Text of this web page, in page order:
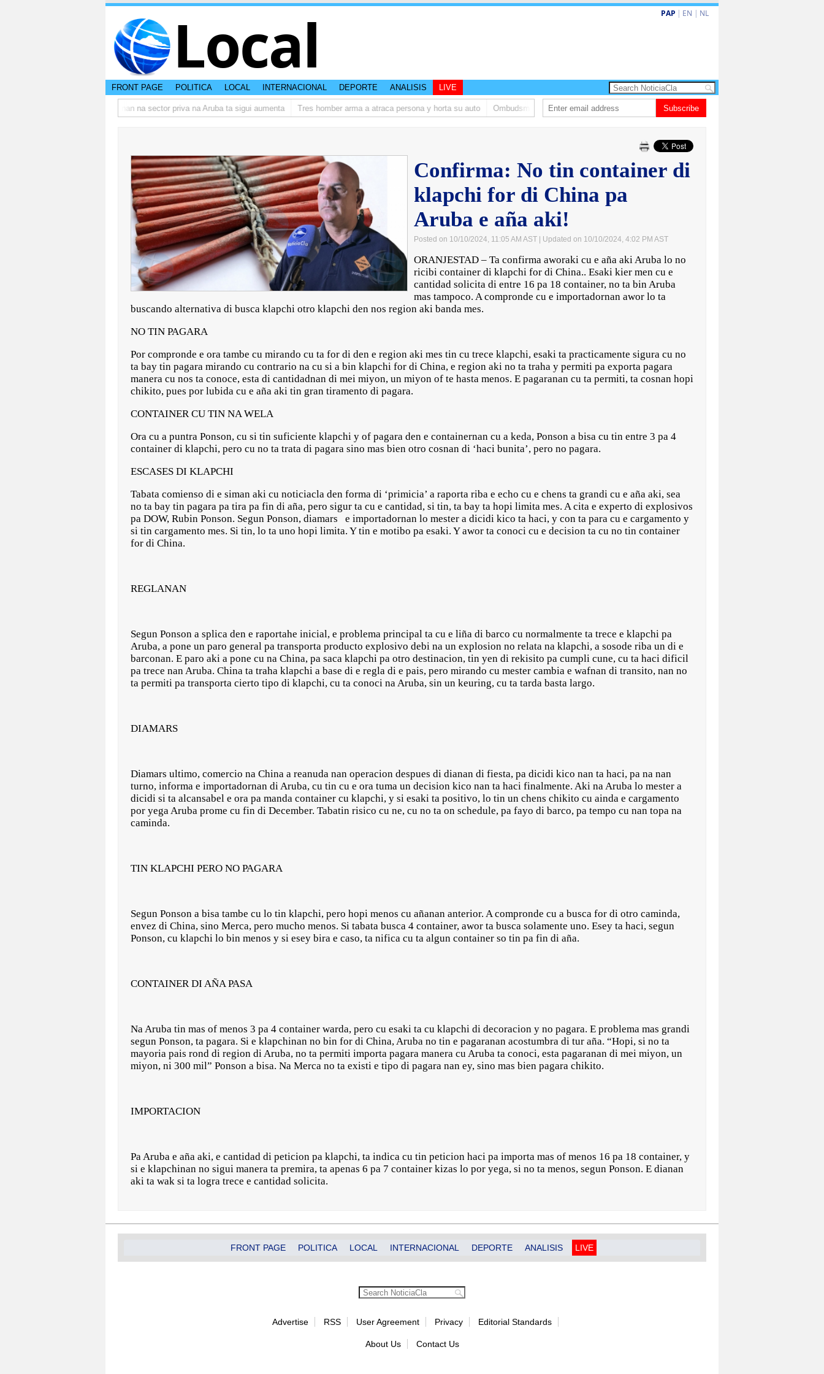
Local PAP | EN | NL
FRONT PAGE POLITICA LOCAL INTERNACIONAL DEPORTE ANALISIS LIVE
Prestamonan na sector priva na Aruba ta sigui aumenta Tres homber arma a atraca persona y horta su auto Ombudsman ta bishita barionan pa atende kehonan di ciudadano
Subscribe
Confirma: No tin container di
klapchi for di China pa
Aruba e aña aki!
Posted on 10/10/2024, 11:05 AM AST | Updated on 10/10/2024, 4:02 PM AST
ORANJESTAD – Ta confirma aworaki cu e aña aki Aruba lo no
ricibi container di klapchi for di China.. Esaki kier men cu e
cantidad solicita di entre 16 pa 18 container, no ta bin Aruba
mas tampoco. A compronde cu e importadornan awor lo ta
buscando alternativa di busca klapchi otro klapchi den nos region aki banda mes.
NO TIN PAGARA
Por compronde e ora tambe cu mirando cu ta for di den e region aki mes tin cu trece klapchi, esaki ta practicamente sigura cu no
ta bay tin pagara mirando cu contrario na cu si a bin klapchi for di China, e region aki no ta traha y permiti pa exporta pagara
manera cu nos ta conoce, esta di cantidadnan di mei miyon, un miyon of te hasta menos. E pagaranan cu ta permiti, ta cosnan hopi
chikito, pues por lubida cu e aña aki tin gran tiramento di pagara.
CONTAINER CU TIN NA WELA
Ora cu a puntra Ponson, cu si tin suficiente klapchi y of pagara den e containernan cu a keda, Ponson a bisa cu tin entre 3 pa 4
container di klapchi, pero cu no ta trata di pagara sino mas bien otro cosnan di ‘haci bunita’, pero no pagara.
ESCASES DI KLAPCHI
Tabata comienso di e siman aki cu noticiacla den forma di ‘primicia’ a raporta riba e echo cu e chens ta grandi cu e aña aki, sea
no ta bay tin pagara pa tira pa fin di aña, pero sigur ta cu e cantidad, si tin, ta bay ta hopi limita mes. A cita e experto di explosivos
pa DOW, Rubin Ponson. Segun Ponson, diamars e importadornan lo mester a dicidi kico ta haci, y con ta para cu e cargamento y
si tin cargamento mes. Si tin, lo ta uno hopi limita. Y tin e motibo pa esaki. Y awor ta conoci cu e decision ta cu no tin container
for di China.
REGLANAN
Segun Ponson a splica den e raportahe inicial, e problema principal ta cu e liña di barco cu normalmente ta trece e klapchi pa
Aruba, a pone un paro general pa transporta producto explosivo debi na un explosion no relata na klapchi, a sosode riba un di e
barconan. E paro aki a pone cu na China, pa saca klapchi pa otro destinacion, tin yen di rekisito pa cumpli cune, cu ta haci dificil
pa trece nan Aruba. China ta traha klapchi a base di e regla di e pais, pero mirando cu mester cambia e wafnan di transito, nan no
ta permiti pa transporta cierto tipo di klapchi, cu ta conoci na Aruba, sin un keuring, cu ta tarda basta largo.
DIAMARS
Diamars ultimo, comercio na China a reanuda nan operacion despues di dianan di fiesta, pa dicidi kico nan ta haci, pa na nan
turno, informa e importadornan di Aruba, cu tin cu e ora tuma un decision kico nan ta haci finalmente. Aki na Aruba lo mester a
dicidi si ta alcansabel e ora pa manda container cu klapchi, y si esaki ta positivo, lo tin un chens chikito cu ainda e cargamento
por yega Aruba prome cu fin di December. Tabatin risico cu ne, cu no ta on schedule, pa fayo di barco, pa tempo cu nan topa na
caminda.
TIN KLAPCHI PERO NO PAGARA
Segun Ponson a bisa tambe cu lo tin klapchi, pero hopi menos cu añanan anterior. A compronde cu a busca for di otro caminda,
envez di China, sino Merca, pero mucho menos. Si tabata busca 4 container, awor ta busca solamente uno. Esey ta haci, segun
Ponson, cu klapchi lo bin menos y si esey bira e caso, ta nifica cu ta algun container so tin pa fin di aña.
CONTAINER DI AÑA PASA
Na Aruba tin mas of menos 3 pa 4 container warda, pero cu esaki ta cu klapchi di decoracion y no pagara. E problema mas grandi
segun Ponson, ta pagara. Si e klapchinan no bin for di China, Aruba no tin e pagaranan acostumbra di tur aña. “Hopi, si no ta
mayoria pais rond di region di Aruba, no ta permiti importa pagara manera cu Aruba ta conoci, esta pagaranan di mei miyon, un
miyon, ni 300 mil” Ponson a bisa. Na Merca no ta existi e tipo di pagara nan ey, sino mas bien pagara chikito.
IMPORTACION
Pa Aruba e aña aki, e cantidad di peticion pa klapchi, ta indica cu tin peticion haci pa importa mas of menos 16 pa 18 container, y
si e klapchinan no sigui manera ta premira, ta apenas 6 pa 7 container kizas lo por yega, si no ta menos, segun Ponson. E dianan
aki ta wak si ta logra trece e cantidad solicita.
FRONT PAGE POLITICA LOCAL INTERNACIONAL DEPORTE ANALISIS LIVE
Advertise RSS User Agreement Privacy Editorial Standards
About Us Contact Us